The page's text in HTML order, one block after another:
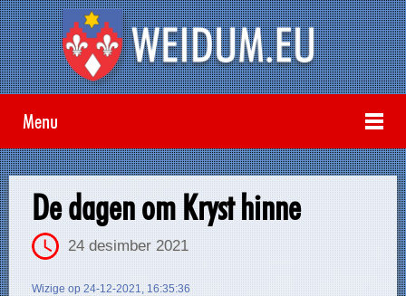
Menu
De dagen om Kryst hinne
24 desimber 2021
Wizige op 24-12-2021, 16:35:36